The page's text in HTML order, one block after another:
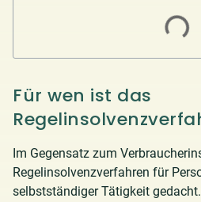
Für wen ist das
Im Gegensatz zum
Regelinsolvenzverfahren für
selbstständiger Tätigkeit